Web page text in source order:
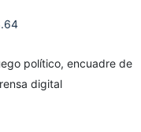
político, encuadre de
digital